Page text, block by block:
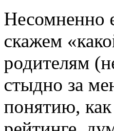
Несомненно
скажем
родителям
стыдно за
понятию,